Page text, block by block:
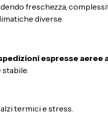
freschezza,
diverse.
espresse aeree
termici e stress.